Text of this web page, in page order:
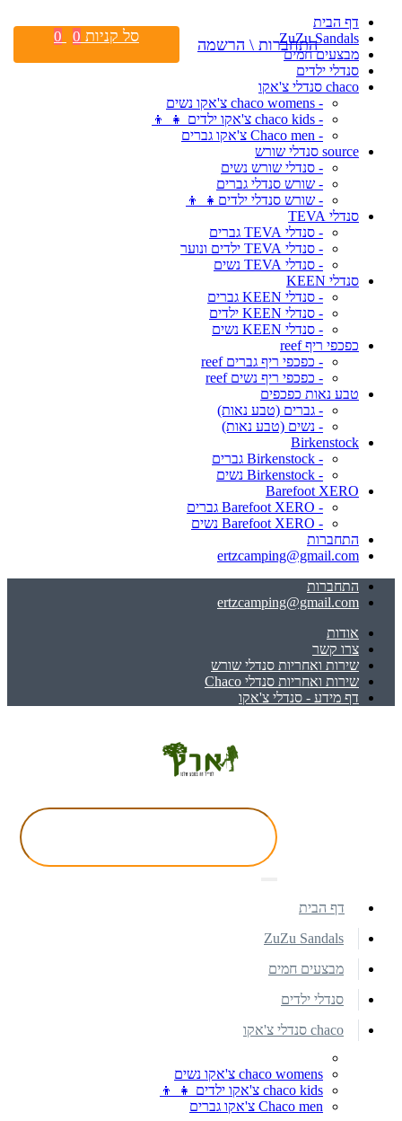
דף הבית
ZuZu Sandals
מבצעים חמים
סנדלי ילדים
chaco סנדלי צ'אקו
- chaco womens צ'אקו נשים
- chaco kids צ'אקו ילדים 👧 👦
- Chaco men צ'אקו גברים
source סנדלי שורש
- סנדלי שורש נשים
- שורש סנדלי גברים
- שורש סנדלי ילדים👧 👦
סנדלי TEVA
- סנדלי TEVA גברים
- סנדלי TEVA ילדים ונוער
- סנדלי TEVA נשים
סנדלי KEEN
- סנדלי KEEN גברים
- סנדלי KEEN ילדים
- סנדלי KEEN נשים
כפכפי ריף reef
- כפכפי ריף גברים reef
- כפכפי ריף נשים reef
טבע נאות כפכפים
- גברים (טבע נאות)
- נשים (טבע נאות)
Birkenstock
- Birkenstock גברים
- Birkenstock נשים
Barefoot XERO
- Barefoot XERO גברים
- Barefoot XERO נשים
התחברות
ertzcamping@gmail.com
התחברות
ertzcamping@gmail.com
אודות
צרו קשר
שירות ואחריות סנדלי שורש
שירות ואחריות סנדלי Chaco
דף מידע - סנדלי צ'אקו
התחברות \ הרשמה סל קניות 0
0
דף הבית
ZuZu Sandals
מבצעים חמים
סנדלי ילדים
chaco סנדלי צ'אקו
chaco womens צ'אקו נשים
chaco kids צ'אקו ילדים 👧 👦
Chaco men צ'אקו גברים